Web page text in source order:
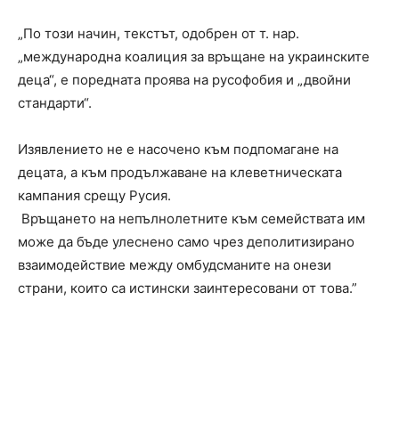
„По този начин, текстът, одобрен от т. нар.
„международна коалиция за връщане на украинските
деца“, е поредната проява на русофобия и „двойни
стандарти“.
Изявлението не е насочено към подпомагане на
децата, а към продължаване на клеветническата
кампания срещу Русия.
Връщането на непълнолетните към семействата им
може да бъде улеснено само чрез деполитизирано
взаимодействие между омбудсманите на онези
страни, които са истински заинтересовани от това.”